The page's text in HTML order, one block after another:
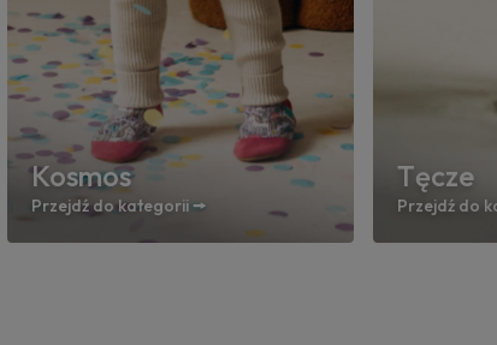
Kosmos
Przejdź do kategorii 🠚
Tęcze
Przejdź do